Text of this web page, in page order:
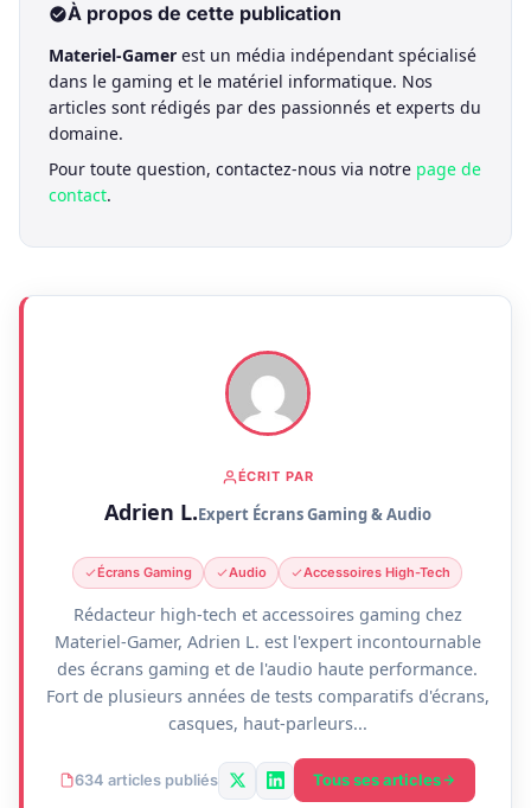
À propos de cette publication
Materiel-Gamer est un média indépendant spécialisé
dans le gaming et le matériel informatique. Nos
articles sont rédigés par des passionnés et experts du
domaine.
Pour toute question, contactez-nous via notre page de
contact.
ÉCRIT PAR
Adrien L.Expert Écrans Gaming & Audio
Écrans Gaming Audio Accessoires High-Tech
Rédacteur high-tech et accessoires gaming chez
Materiel-Gamer, Adrien L. est l'expert incontournable
des écrans gaming et de l'audio haute performance.
Fort de plusieurs années de tests comparatifs d'écrans,
casques, haut-parleurs...
634 articles publiés Tous ses articles